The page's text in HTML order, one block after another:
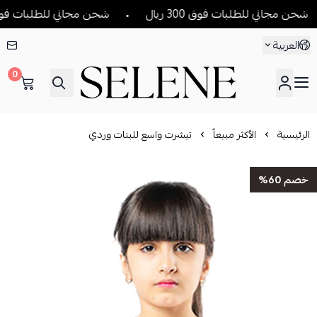
مجاني للطلبات فوق 300 ريال شحن مجاني للطلبات فوق 300 ريال
العربية
SELENE
0
الرئيسية الأكثر مبيعاً تيشرت واسع للبنات وردي
خصم 60%